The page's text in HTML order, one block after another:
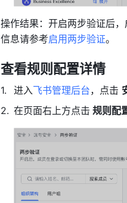
操作结果：开启两步验证后
信息请参考启用两步验证。
查看规则配置详情
进入飞书管理后台，点击
在页面右上方点击 规则配